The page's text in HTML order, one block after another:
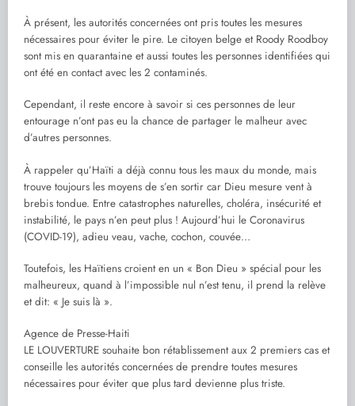
À présent, les autorités concernées ont pris toutes les mesures
nécessaires pour éviter le pire. Le citoyen belge et Roody Roodboy
sont mis en quarantaine et aussi toutes les personnes identifiées qui
ont été en contact avec les 2 contaminés.
Cependant, il reste encore à savoir si ces personnes de leur
entourage n’ont pas eu la chance de partager le malheur avec
d’autres personnes.
À rappeler qu’Haïti a déjà connu tous les maux du monde, mais
trouve toujours les moyens de s’en sortir car Dieu mesure vent à
brebis tondue. Entre catastrophes naturelles, choléra, insécurité et
instabilité, le pays n’en peut plus ! Aujourd’hui le Coronavirus
(COVID-19), adieu veau, vache, cochon, couvée…
Toutefois, les Haïtiens croient en un « Bon Dieu » spécial pour les
malheureux, quand à l’impossible nul n’est tenu, il prend la relève
et dit: « Je suis là ».
Agence de Presse-Haiti
LE LOUVERTURE souhaite bon rétablissement aux 2 premiers cas et
conseille les autorités concernées de prendre toutes mesures
nécessaires pour éviter que plus tard devienne plus triste.